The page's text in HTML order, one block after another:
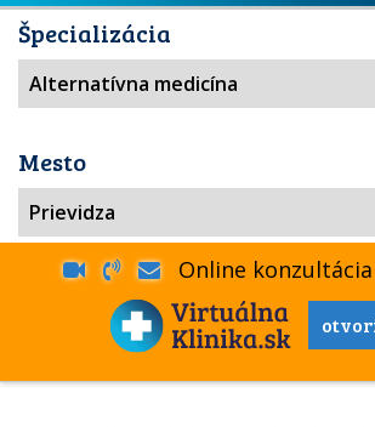
Špecializácia
Mesto
Online konzultácia